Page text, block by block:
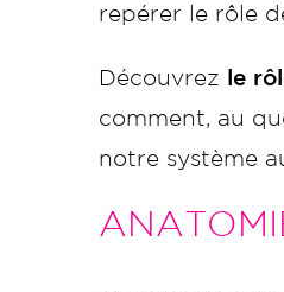
repérer le rôle
Découvrez le
comment, au
notre système